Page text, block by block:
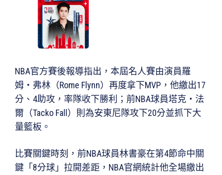
NBA官方賽後報導指出，本屆名人賽由演員羅
姆・弗林（Rome Flynn）再度拿下MVP，他繳出17
分、4助攻，率隊收下勝利；前NBA球員塔克・法
爾（Tacko Fall）則為安東尼隊攻下20分並抓下大
量籃板。
比賽關鍵時刻，前NBA球員林書豪在第4節命中關
鍵「8分球」拉開差距，NBA官網統計他全場繳出